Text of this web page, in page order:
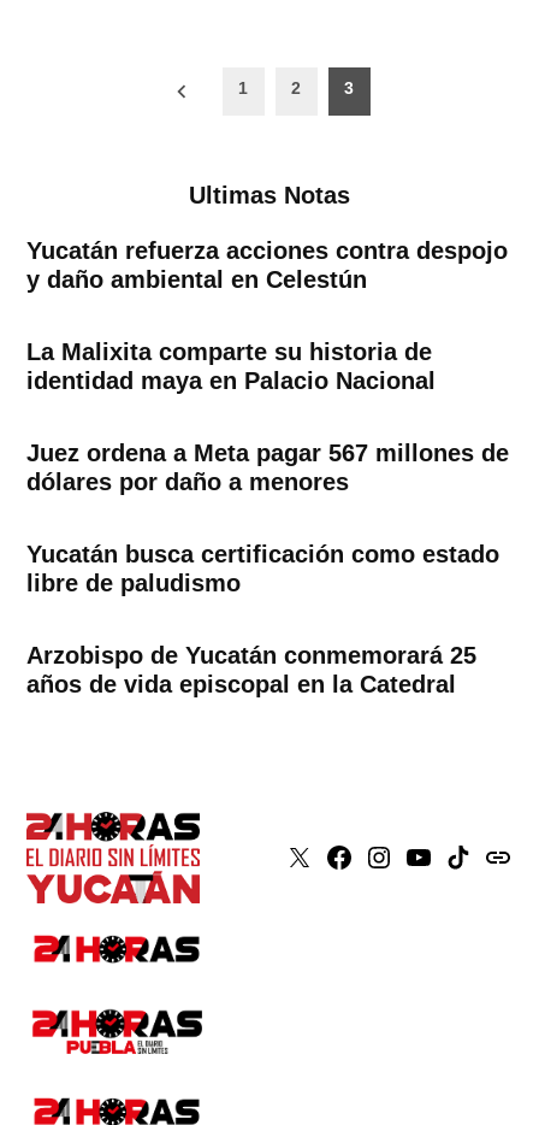
Paginación
1 2 3
Ultimas Notas
Yucatán refuerza acciones contra despojo
y daño ambiental en Celestún
La Malixita comparte su historia de
identidad maya en Palacio Nacional
Juez ordena a Meta pagar 567 millones de
dólares por daño a menores
Yucatán busca certificación como estado
libre de paludismo
Arzobispo de Yucatán conmemorará 25
años de vida episcopal en la Catedral
X Faceboook
Instagram
YoutubeTiktokissuu